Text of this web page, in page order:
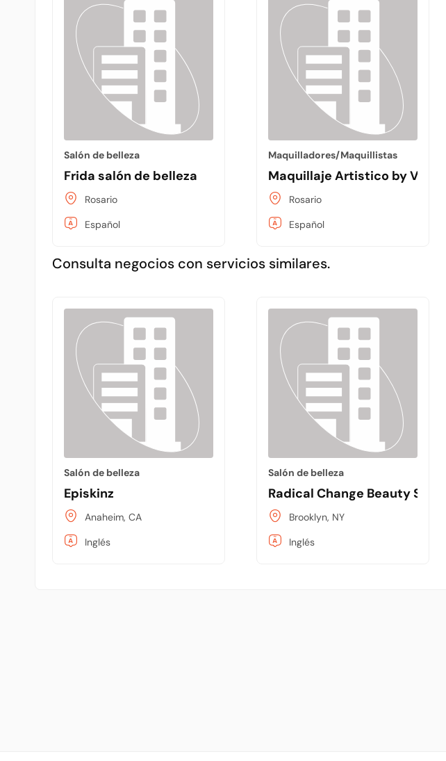
Salón de belleza
Frida salón de belleza
Rosario
Español
Maquilladores/Maquillistas
Maquillaje Artistico by Valeria
Rosario
Español
Consulta negocios con servicios similares.
Salón de belleza
Episkinz
Anaheim, CA
Inglés
Salón de belleza
Radical Change Beauty Salon
Brooklyn, NY
Inglés